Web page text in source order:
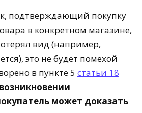
подтверждающий покупку
в конкретном магазине,
вид (например,
это не будет помехой
в пункте 5 статьи 18
может доказать